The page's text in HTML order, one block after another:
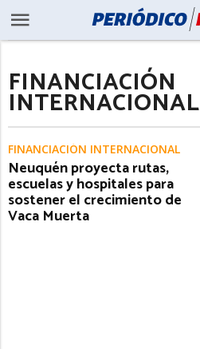
FINANCIACIÓN
INTERNACIONAL
FINANCIACIÓN INTERNACIONAL
Neuquén proyecta rutas,
escuelas y hospitales para
sostener el crecimiento de
Vaca Muerta